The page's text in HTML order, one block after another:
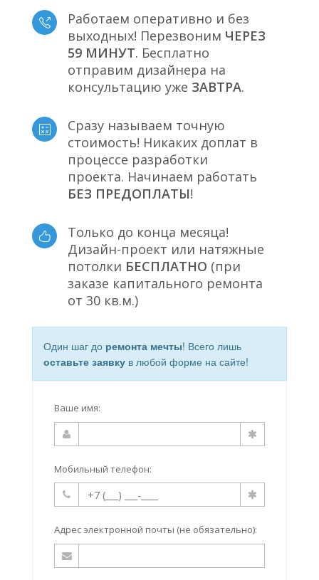
Работаем оперативно и без
выходных! Перезвоним ЧЕРЕЗ
59 МИНУТ. Бесплатно
отправим дизайнера на
консультацию уже ЗАВТРА.
Сразу называем точную
стоимость! Никаких доплат в
процессе разработки
проекта. Начинаем работать
БЕЗ ПРЕДОПЛАТЫ!
Только до конца месяца!
Дизайн-проект или натяжные
потолки БЕСПЛАТНО (при
заказе капитального ремонта
от 30 кв.м.)
Один шаг до ремонта мечты! Всего лишь
оставьте заявку в любой форме на сайте!
Ваше имя:
Мобильный телефон:
Адрес электронной почты (не обязательно):